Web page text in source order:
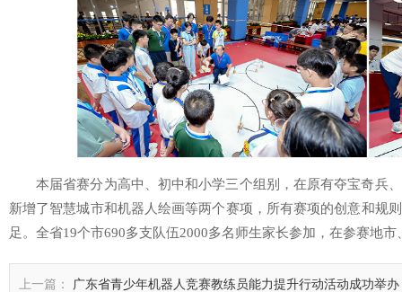
本届省赛分为高中、初中和小学三个组别，在原有夺宝奇兵
新增了智慧城市和机器人绘画等两个赛项，所有赛项的创意和规
足。全省19个市690多支队伍2000多名师生家长参加，在参赛地
上一篇：
广东省青少年机器人竞赛教练员能力提升行动活动成功举办